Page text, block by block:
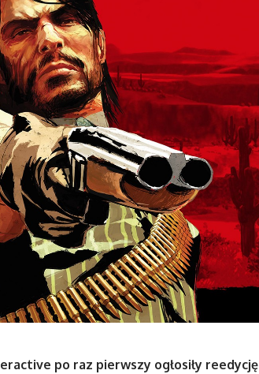
po raz pierwszy ogłosiły reedycję